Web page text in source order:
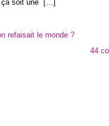
soit une
[…]
refaisait le monde ?
44